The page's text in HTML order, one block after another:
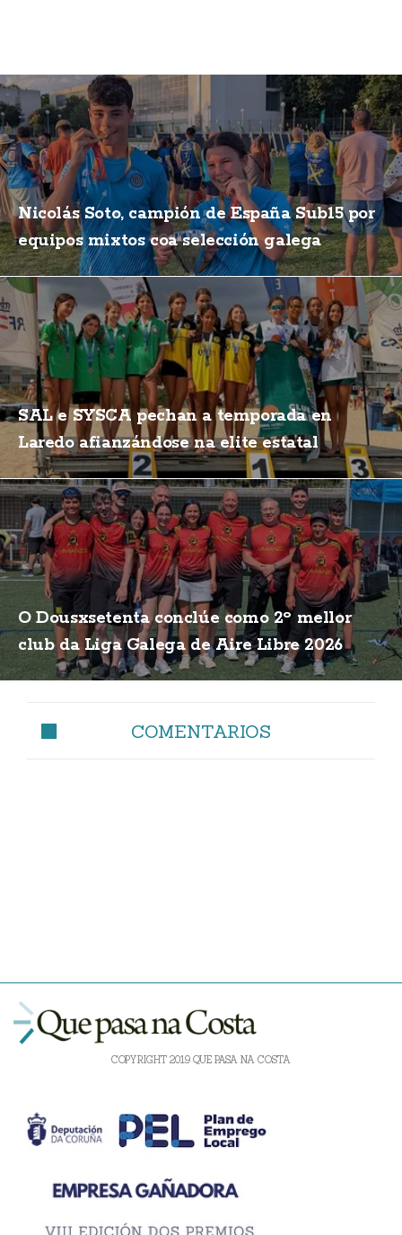
Nicolás Soto, campión de España Sub15 por
equipos mixtos coa selección galega
SAL e SYSCA pechan a temporada en
Laredo afianzándose na elite estatal
O Dousxsetenta conclúe como 2º mellor
club da Liga Galega de Aire Libre 2026
COMENTARIOS
COPYRIGHT 2019 QUE PASA NA COSTA